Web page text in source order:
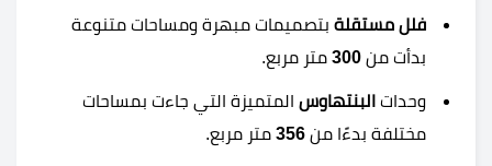
فلل مستقلة بتصميمات مبهرة ومساحات متنوعة
بدأت من 300 متر مربع.
وحدات البنتهاوس المتميزة التي جاءت بمساحات
مختلفة بدءًا من 356 متر مربع.